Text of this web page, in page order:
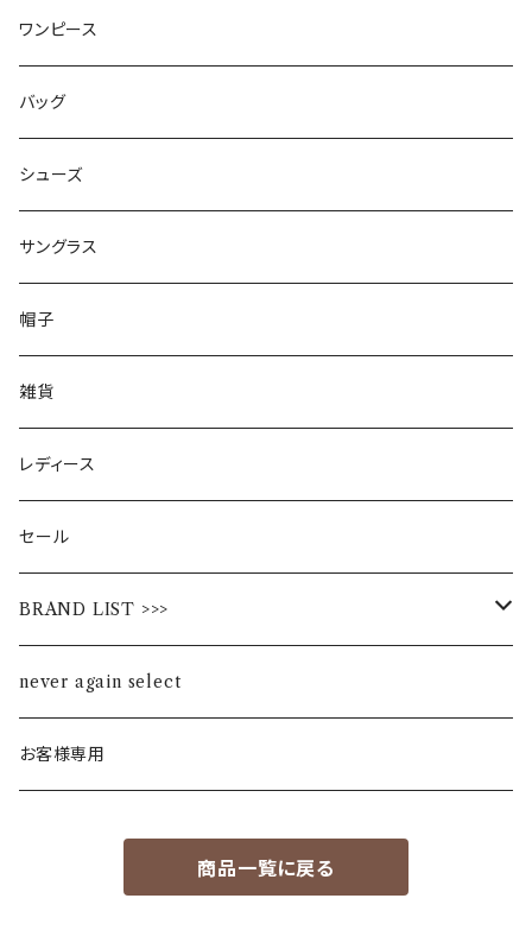
ワンピース
バッグ
シューズ
サングラス
帽子
雑貨
レディース
セール
BRAND LIST >>>
ALL STAR
Alohaloha
never again select
お客様専用
商品一覧に戻る